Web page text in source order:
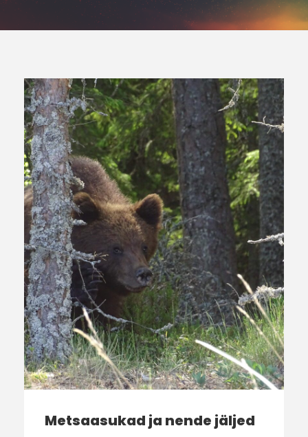
Metsaasukad ja nende jäljed